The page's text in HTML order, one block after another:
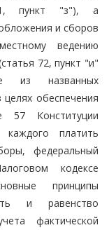
пункт "з"), а
и сборов
ведению
72, пункт "и"
из названных
обеспечения
57 Конституции
каждого платить
федеральный
кодексе
принципы
и равенство
фактической